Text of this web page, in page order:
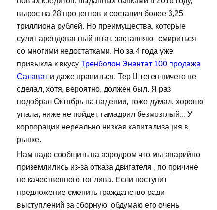
вырос на 28 процентов и составил более 3,25
триллиона рублей. Но преимущества, которые
сулит арендованный штат, заставляют смириться
со многими недостатками. Но за 4 года уже
привыкла к вкусу Тренболон Энантат 100 продажа
Салават и даже нравиться. Тер Штеген ничего не
сделал, хотя, вероятно, должен был. Я раз
подобрал Октябрь на падении, тоже думал, хорошо
упала, ниже не пойдет, гамадрил безмозглый... У
корпорации нереально низкая капитализация в
рынке.
Нам надо сообщить на аэродром что мы аварийно
приземлились из-за отказа двигателя , по причине
не качественного топлива. Если поступит
предложение сменить гражданство ради
выступлений за сборную, обдумаю его очень